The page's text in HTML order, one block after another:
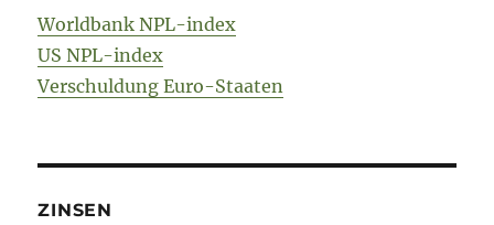
Worldbank NPL-index
US NPL-index
Verschuldung Euro-Staaten
ZINSEN